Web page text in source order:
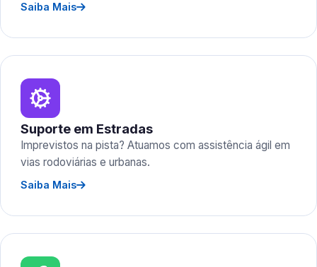
Saiba Mais
Suporte em Estradas
Imprevistos na pista? Atuamos com assistência ágil em
vias rodoviárias e urbanas.
Saiba Mais